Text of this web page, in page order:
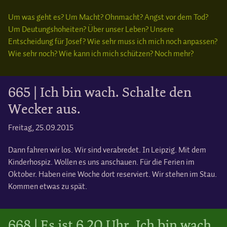
Um was geht es? Um Macht? Ohnmacht? Angst vor dem Tod?
Um Deutungshoheiten? Über unser Leben? Unsere
Entscheidung für Josef? Wie sehr muss ich mich noch anpassen?
Wie sehr noch? Wie kann ich mich schützen? Noch mehr?
665 | Ich bin wach. Schalte den
Wecker aus.
Freitag, 25.09.2015
Dann fahren wir los. Wir sind verabredet. In Leipzig. Mit dem
Kinderhospiz. Wollen es uns anschauen. Für die Ferien im
Oktober. Haben eine Woche dort reserviert. Wir stehen im Stau.
Kommen etwas zu spät.